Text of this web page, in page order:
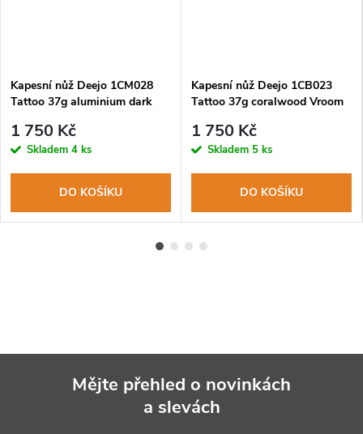
Kapesní nůž Deejo 1CM028
Tattoo 37g aluminium dark
1 750 Kč
Skladem 4 ks
DO KOŠÍKU
Kapesní nůž Deejo 1CB023
Tattoo 37g coralwood Vroom
1 750 Kč
Skladem 5 ks
DO KOŠÍKU
Mějte přehled o novinkách
a slevách